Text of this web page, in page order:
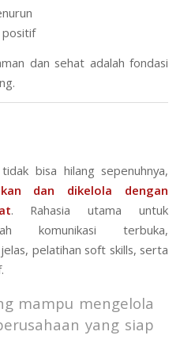
positif
dan sehat adalah fondasi
bisa hilang sepenuhnya,
dan dikelola dengan
. Rahasia utama untuk
komunikasi terbuka,
pelatihan soft skills, serta
mampu mengelola
yang siap